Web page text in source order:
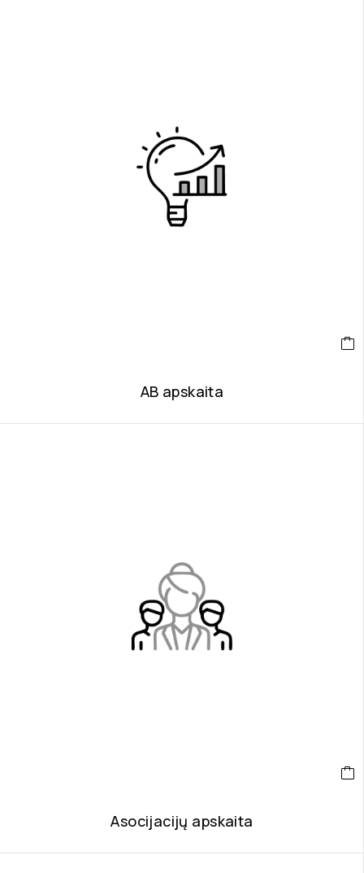
AB apskaita
Asocijacijų apskaita